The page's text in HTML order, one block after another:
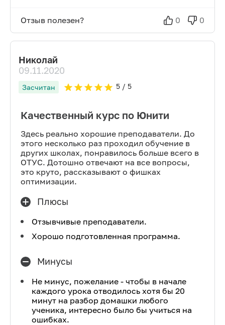
Отзыв полезен? 0 0
Николай
09.11.2020
Засчитан 5/ 5
Качественный курс по Юнити
Здесь реально хорошие преподаватели. До
этого несколько раз проходил обучение в
других школах, понравилось больше всего в
ОТУС. Дотошно отвечают на все вопросы,
это круто, рассказывают о фишках
оптимизации.
Плюсы
Отзывчивые преподаватели.
Хорошо подготовленная программа.
Минусы
Не минус, пожелание - чтобы в начале
каждого урока отводилось хотя бы 20
минут на разбор домашки любого
ученика, интересно было бы учиться на
ошибках.